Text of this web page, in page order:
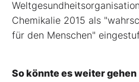
Chemikalie 2015 als
für den Menschen"
So könnte es weiter gehen